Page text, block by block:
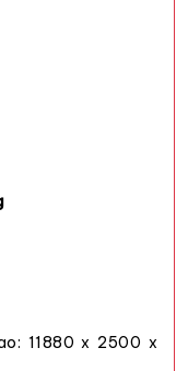
11880 x 2500 x